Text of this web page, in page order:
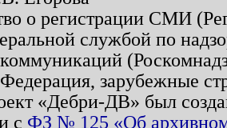
о регистрации СМИ
службой по
зарубежные
«Дебри-ДВ» был
с ФЗ № 125 «Об